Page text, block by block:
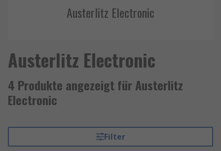
Austerlitz Electronic
Austerlitz Electronic
4 Produkte angezeigt für Austerlitz
Electronic
Filter